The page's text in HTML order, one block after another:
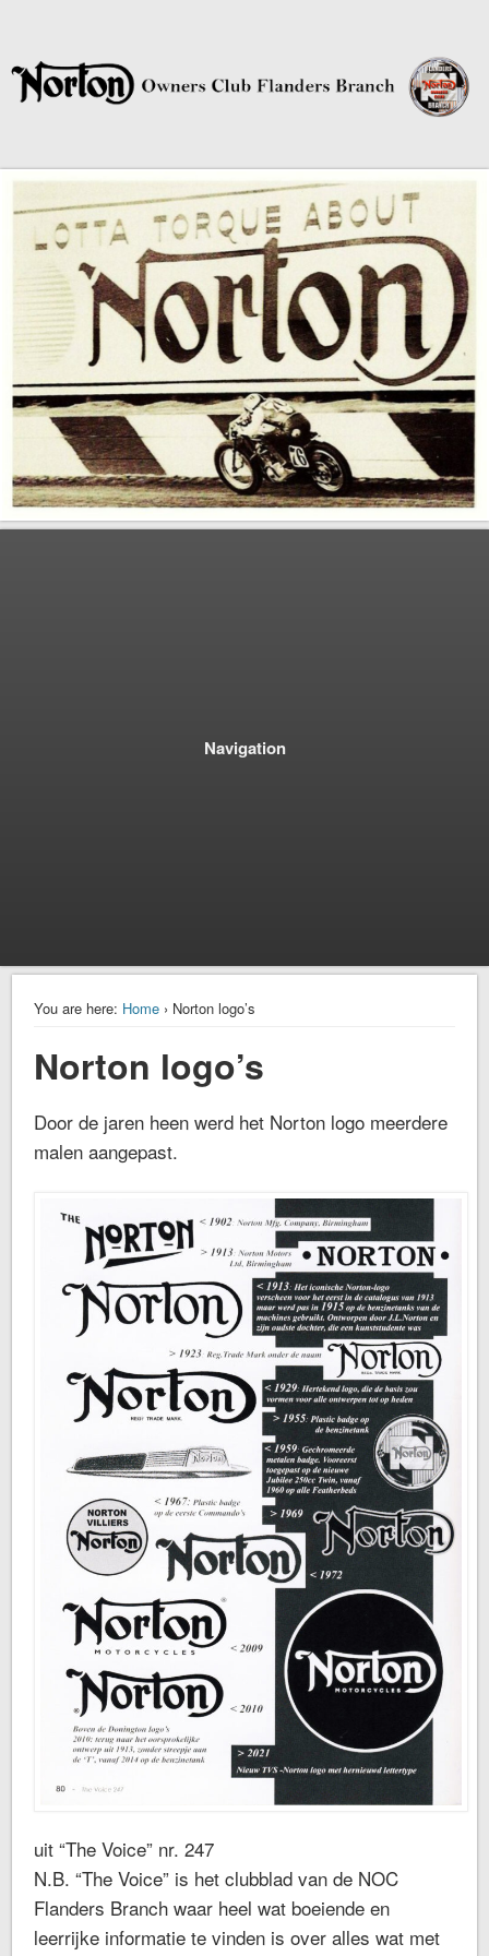
Norton Owners Club Flanders
Branch
Navigation
You are here: Home › Norton logo’s
Norton logo’s
Door de jaren heen werd het Norton logo meerdere
malen aangepast.
uit “The Voice” nr. 247
N.B. “The Voice” is het clubblad van de NOC
Flanders Branch waar heel wat boeiende en
leerrijke informatie te vinden is over alles wat met